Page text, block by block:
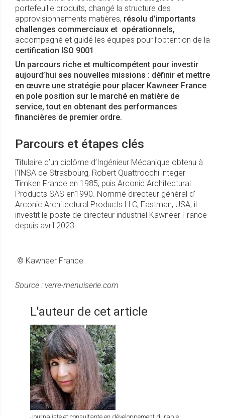
portefeuille produits, changé la structure des
approvisionnements matières, résolu d’importants
challenges commerciaux et opérationnels,
accompagné et guidé les équipes pour l’obtention de la
certification ISO 9001 .
Un parcours riche et multicompétent pour investir
aujourd’hui ses nouvelles missions : définir et mettre
en œuvre une stratégie pour placer Kawneer France
en pole position sur le marché en matière de
service, tout en obtenant des performances
financières de premier ordre.
Parcours et étapes clés
Titulaire d’un diplôme d’Ingénieur Mécanique obtenu à
l’INSA de Strasbourg, Robert Quattrocchi integer
Timken France en 1985, puis Arconic Architectural
Products SAS en1990. Nommé directeur général d’
Arconic Architectural Products LLC, Eastman, USA, il
investit le poste de directeur industriel Kawneer France
depuis avril 2023.
© Kawneer France
Source : verre-menuiserie.com
L'auteur de cet article